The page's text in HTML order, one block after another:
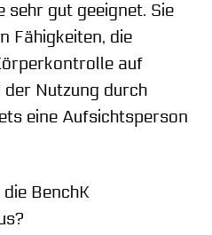
sehr gut geeignet. Sie
Fähigkeiten, die
auf
der Nutzung durch
eine Aufsichtsperson
BenchK